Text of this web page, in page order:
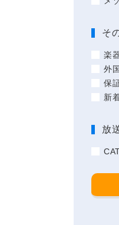
そ
楽
外
保
新
放